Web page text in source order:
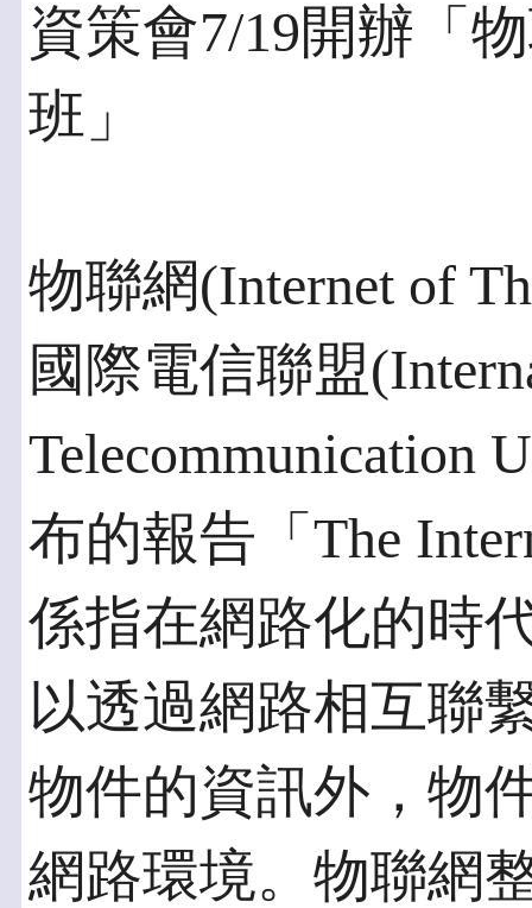
資策會7/19開辦「
班」
物聯網(Internet of
國際電信聯盟
Telecommunication
布的報告「The
係指在網路化的時
以透過網路相互聯
物件的資訊外，物
網路環境。物聯網